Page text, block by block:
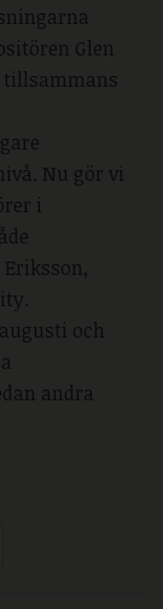
Glen
Nu gör vi
i
och
andra